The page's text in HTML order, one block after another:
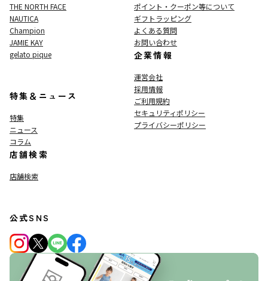
THE NORTH FACE
NAUTICA
Champion
JAMIE KAY
gelato pique
特集＆ニュース
特集
ニュース
コラム
店舗検索
店舗検索
ポイント・クーポン等について
ギフトラッピング
よくある質問
お問い合わせ
企業情報
運営会社
採用情報
ご利用規約
セキュリティポリシー
プライバシーポリシー
公式SNS